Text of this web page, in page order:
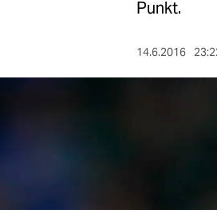
Punkt.
14.6.2016